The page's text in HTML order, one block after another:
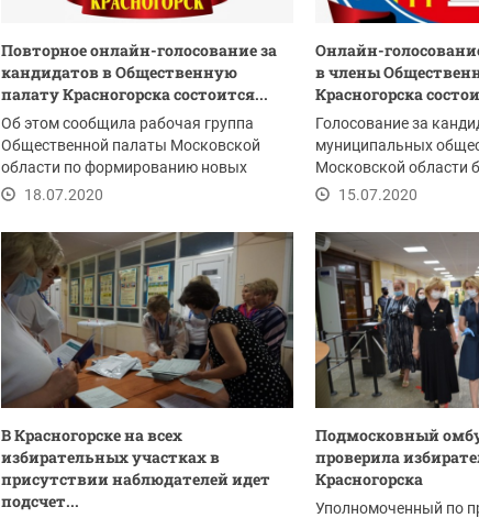
Повторное онлайн-голосование за
кандидатов в Общественную
палату Красногорска состоится...
Об этом сообщила рабочая группа
Общественной палаты Московской
области по формированию новых
составов муниципальных...
18.07.2020
Онлайн-
в члены
Красногорска
Голосование за
муниципальных
Московской области
на сайте...
15.07.2020
В Красногорске на всех
избирательных участках в
присутствии наблюдателей идет
подсчет...
Подмосковный
проверила
Красногорска
Уполномоченный по